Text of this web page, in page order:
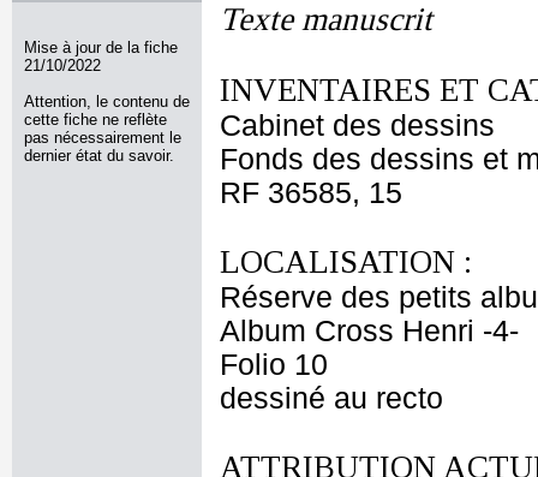
Mise à jour de la fiche
21/10/2022
Attention, le contenu de
cette fiche ne reflète
pas nécessairement le
dernier état du savoir.
Texte manuscrit
INVENTAIRES ET
Cabinet des dessins
Fonds des dessins et
RF 36585, 15
LOCALISATION :
Réserve des petits
Album Cross Henri -4-
Folio 10
dessiné au recto
ATTRIBUTION